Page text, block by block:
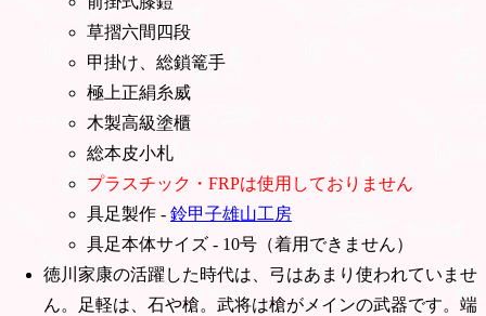
草摺六間四段
甲掛け、総鎖篭手
極上正絹糸威
木製高級塗櫃
総本皮小札
プラスチック・FRPは使用しておりません
具足製作 - 鈴甲子雄山工房
具足本体サイズ - 10号（着用できません）
徳川家康の活躍した時代は、弓はあまり使われていませ
ん。足軽は、石や槍。武将は槍がメインの武器です。端